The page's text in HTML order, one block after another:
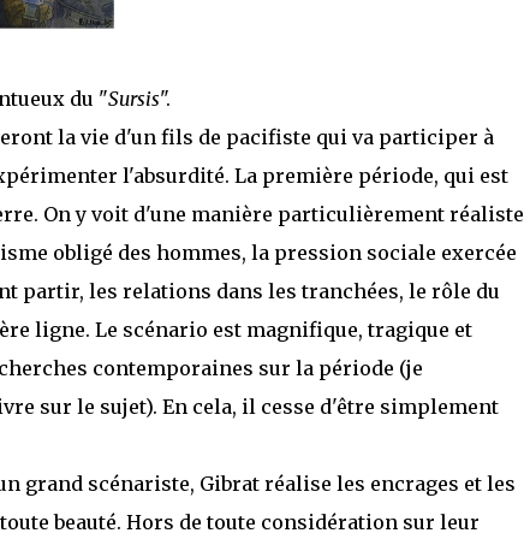
du "Sursis".
la vie d'un fils de pacifiste qui va participer à
l'absurdité. La première période, qui est
On y voit d'une manière particulièrement réaliste
obligé des hommes, la pression sociale exercée
partir, les relations dans les tranchées, le rôle du
ligne. Le scénario est magnifique, tragique et
contemporaines sur la période (je
sur le sujet). En cela, il cesse d'être simplement
grand scénariste, Gibrat réalise les encrages et les
beauté. Hors de toute considération sur leur